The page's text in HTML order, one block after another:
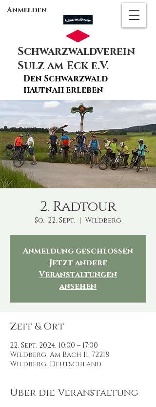
Anmelden
Schwarzwaldverein
Sulz am Eck e.V.
Den Schwarzwald
hautnah erleben
2. Radtour
So., 22. Sept.
  |
Wildberg
Anmeldung geschlossen
Jetzt andere
Veranstaltungen
ansehen
Zeit & Ort
22. Sept. 2024, 10:00 – 17:00
Wildberg, Am Bach 11, 72218
Wildberg, Deutschland
Über die Veranstaltung